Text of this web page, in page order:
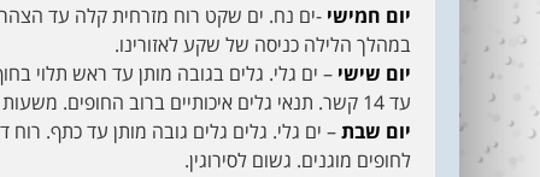
יום חמישי -ים נח. ים שקט רוח מזרחית קלה עד
במהלך הלילה כניסה של שקע לאזורינו.
יום שישי – ים גלי. גלים בגובה מותן עד ראש תלוי
עד 14 קשר. תנאי גלים איכותיים ברוב החופים. משעות הצהריים גשם.
יום שבת
לחופים מוגנים. גשום לסירוגין.